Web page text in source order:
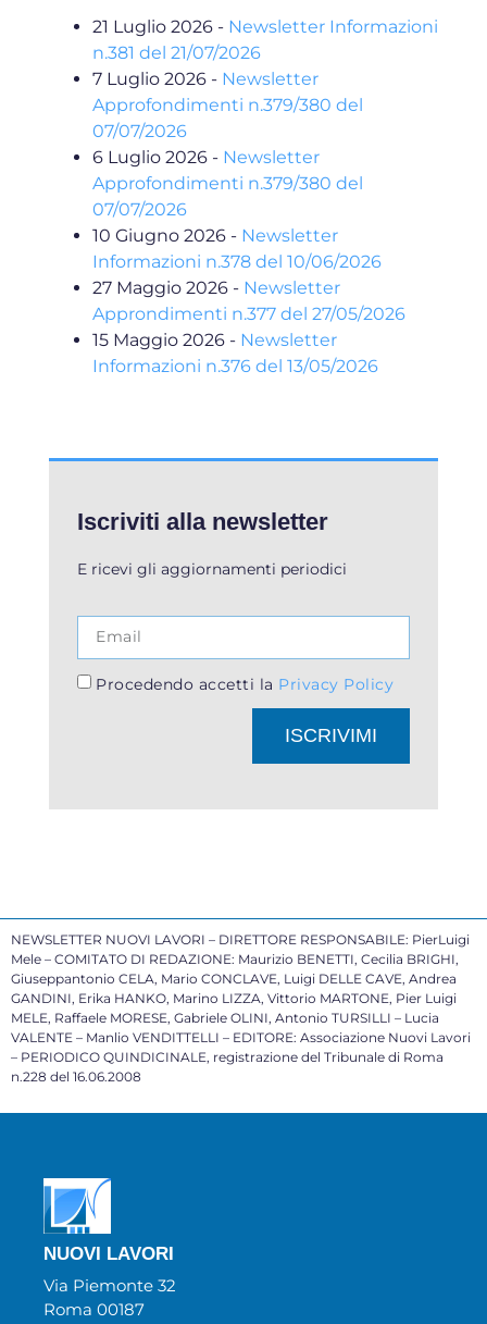
21 Luglio 2026 - Newsletter Informazioni
n.381 del 21/07/2026
7 Luglio 2026 - Newsletter
Approfondimenti n.379/380 del
07/07/2026
6 Luglio 2026 - Newsletter
Approfondimenti n.379/380 del
07/07/2026
10 Giugno 2026 - Newsletter
Informazioni n.378 del 10/06/2026
27 Maggio 2026 - Newsletter
Approndimenti n.377 del 27/05/2026
15 Maggio 2026 - Newsletter
Informazioni n.376 del 13/05/2026
Iscriviti alla newsletter
E ricevi gli aggiornamenti periodici
Procedendo accetti la Privacy Policy
ISCRIVIMI
NEWSLETTER NUOVI LAVORI – DIRETTORE RESPONSABILE: PierLuigi
Mele – COMITATO DI REDAZIONE: Maurizio BENETTI, Cecilia BRIGHI,
Giuseppantonio CELA, Mario CONCLAVE, Luigi DELLE CAVE, Andrea
GANDINI, Erika HANKO, Marino LIZZA, Vittorio MARTONE, Pier Luigi
MELE, Raffaele MORESE, Gabriele OLINI, Antonio TURSILLI – Lucia
VALENTE – Manlio VENDITTELLI – EDITORE: Associazione Nuovi Lavori
– PERIODICO QUINDICINALE, registrazione del Tribunale di Roma
n.228 del 16.06.2008
NUOVI LAVORI
Via Piemonte 32
Roma 00187